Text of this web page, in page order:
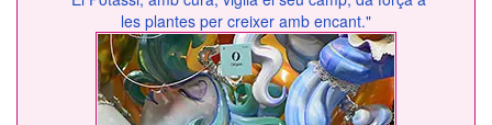
les plantes per creixer amb encant."